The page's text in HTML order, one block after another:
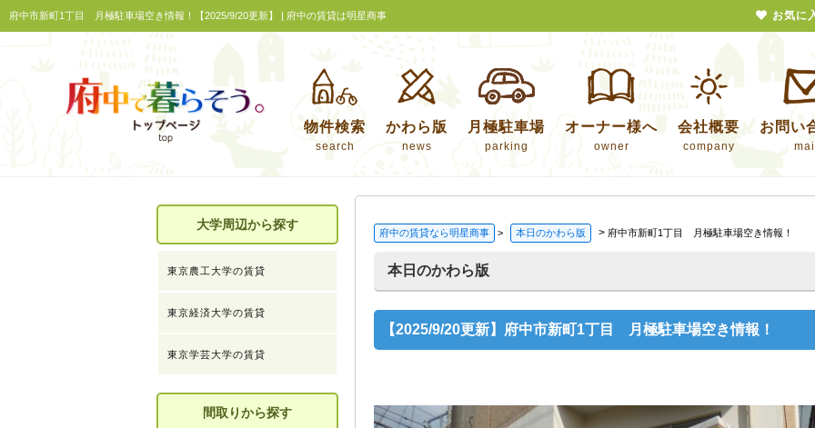
府中市新町1丁目 月極駐車場空き情報！【2025/9/20更新】 | 府中の賃貸は明星商事
物件検索
search
かわら版
news
月極駐車場
parking
オーナー様へ
owner
会社概要
company
お問い
府中の賃貸なら明星商事 > 本日のかわら版 > 府中市新町1丁目 月極駐車場空き情報！
本日のかわら版
【2025/9/20更新】府中市新町1丁目 月極駐車場空き情報！
大学周辺から探す
東京農工大学の賃貸
東京経済大学の賃貸
東京学芸大学の賃貸
間取りから探す
お気に